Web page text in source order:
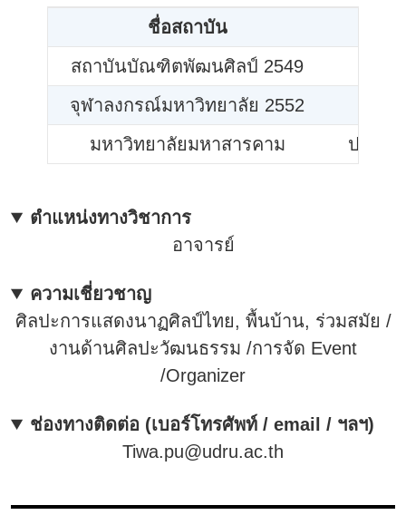
ชื่อสถาบัน
สถาบันบัณฑิตพัฒนศิลป์ 2549
จุฬาลงกรณ์มหาวิทยาลัย 2552
มหาวิทยาลัยมหาสารคาม
ปร.ด.
ตำแหน่งทางวิชาการ
อาจารย์
ความเชี่ยวชาญ
ศิลปะการแสดงนาฏศิลป์ไทย, พื้นบ้าน, ร่วมสมัย /
งานด้านศิลปะวัฒนธรรม /การจัด Event
/Organizer
ช่องทางติดต่อ (เบอร์โทรศัพท์ / email / ฯลฯ)
Tiwa.pu@udru.ac.th